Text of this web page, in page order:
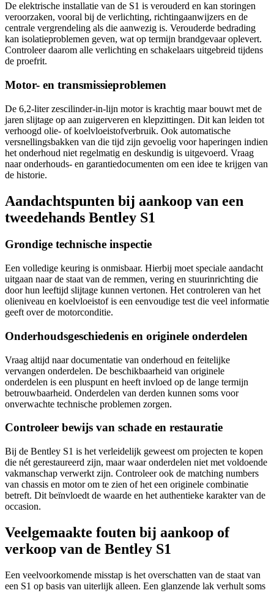
De elektrische installatie van de S1 is verouderd en kan storingen
veroorzaken, vooral bij de verlichting, richtingaanwijzers en de
centrale vergrendeling als die aanwezig is. Verouderde bedrading
kan isolatieproblemen geven, wat op termijn brandgevaar oplevert.
Controleer daarom alle verlichting en schakelaars uitgebreid tijdens
de proefrit.
Motor- en transmissieproblemen
De 6,2-liter zescilinder-in-lijn motor is krachtig maar bouwt met de
jaren slijtage op aan zuigerveren en klepzittingen. Dit kan leiden tot
verhoogd olie- of koelvloeistofverbruik. Ook automatische
versnellingsbakken van die tijd zijn gevoelig voor haperingen indien
het onderhoud niet regelmatig en deskundig is uitgevoerd. Vraag
naar onderhouds- en garantiedocumenten om een idee te krijgen van
de historie.
Aandachtspunten bij aankoop van een
tweedehands Bentley S1
Grondige technische inspectie
Een volledige keuring is onmisbaar. Hierbij moet speciale aandacht
uitgaan naar de staat van de remmen, vering en stuurinrichting die
door hun leeftijd slijtage kunnen vertonen. Het controleren van het
olieniveau en koelvloeistof is een eenvoudige test die veel informatie
geeft over de motorconditie.
Onderhoudsgeschiedenis en originele onderdelen
Vraag altijd naar documentatie van onderhoud en feitelijke
vervangen onderdelen. De beschikbaarheid van originele
onderdelen is een pluspunt en heeft invloed op de lange termijn
betrouwbaarheid. Onderdelen van derden kunnen soms voor
onverwachte technische problemen zorgen.
Controleer bewijs van schade en restauratie
Bij de Bentley S1 is het verleidelijk geweest om projecten te kopen
die nét gerestaureerd zijn, maar waar onderdelen niet met voldoende
vakmanschap verwerkt zijn. Controleer ook de matching numbers
van chassis en motor om te zien of het een originele combinatie
betreft. Dit beïnvloedt de waarde en het authentieke karakter van de
occasion.
Veelgemaakte fouten bij aankoop of
verkoop van de Bentley S1
Een veelvoorkomende misstap is het overschatten van de staat van
een S1 op basis van uiterlijk alleen. Een glanzende lak verhult soms